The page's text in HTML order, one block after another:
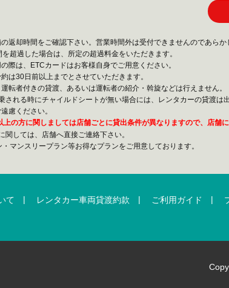
返却時間をご確認下さい。営業時間外は受付できませんのであらか
超過した場合は、所定の超過料金をいただきます。
際は、ETCカードはお客様自身でご用意ください。
は30日前以上までとさせていただきます。
転者付きの貸渡、あるいは運転者の紹介・斡旋などは行えません。
される時にチャイルドシートが無い場合には、レンタカーの貸渡は
慮ください。
の方に関しましては店舗ごとに貸出条件が異なりますので、店舗に
関しては、店舗へ直接ご連絡下さい。
マンスリープラン等お得なプランをご用意しております。
て | レンタカー車両貸渡約款 | ご利用ガイド |